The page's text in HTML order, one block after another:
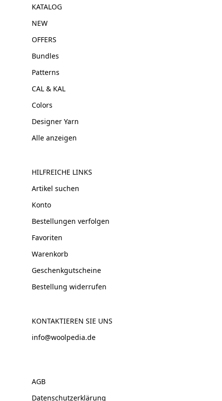
KATALOG
NEW
OFFERS
Bundles
Patterns
CAL & KAL
Colors
Designer Yarn
Alle anzeigen
HILFREICHE LINKS
Artikel suchen
Konto
Bestellungen verfolgen
Favoriten
Warenkorb
Geschenkgutscheine
Bestellung widerrufen
KONTAKTIEREN SIE UNS
info@woolpedia.de
AGB
Datenschutzerklärung